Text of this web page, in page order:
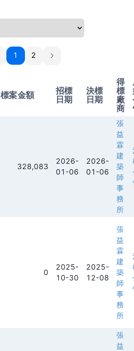
11 2
標案金額
招標
日期
決標
日期
得
標
廠
商
328,083
2026-
01-06
2026-
01-06
張
益
霖
建
築
師
事
務
所
0
2025-
10-30
2025-
12-08
張
益
霖
建
築
師
事
務
所
張
益